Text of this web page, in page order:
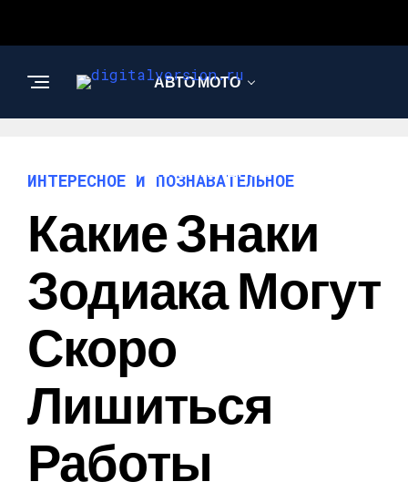
АВТО МОТО
ПОЗНАВАТЕЛЬНОЕ
ИНТЕРЕСНОЕ И ПОЗНАВАТЕЛЬНОЕ
Какие Знаки
Зодиака Могут
Скоро
Лишиться
Работы